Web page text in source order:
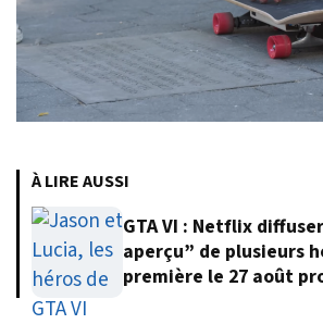
À LIRE AUSSI
GTA VI : Netflix
aperçu” de plusieurs
première le 27 août